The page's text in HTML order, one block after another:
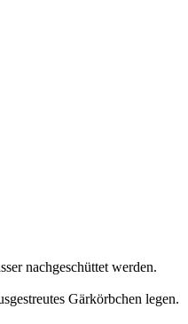
nachgeschüttet werden.
Gärkörbchen legen.